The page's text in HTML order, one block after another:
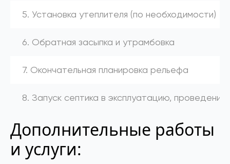
5. Установка утеплителя (по необходимости)
6. Обратная засыпка и утрамбовка
7. Окончательная планировка рельефа
8. Запуск септика в эксплуатацию,
Дополнительные работы
и услуги: